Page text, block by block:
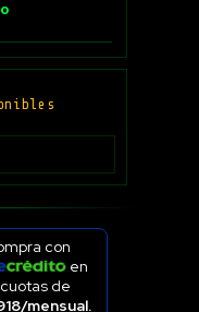
con
en
cuotas de
mensual.